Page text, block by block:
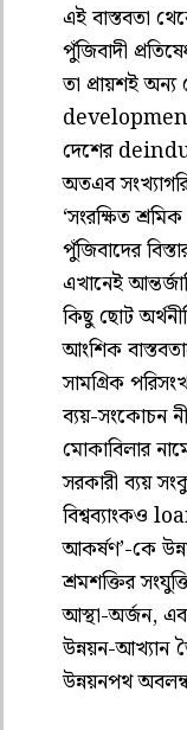
এই বাস্তবতা
পুঁজিবাদী
তা প্রায়শই
দেশের
অতএব
‘সংরক্ষিত
পুঁজিবাদের
এখানেই
কিছু ছোট
আংশিক
সামগ্রিক
ব্যয়-সংকোচন
মোকাবিলার
সরকারী ব্যয়
বিশ্বব্যাংকও
আকর্ষণ’-কে
শ্রমশক্তির
আস্থা-অর্জন,
উন্নয়ন-আখ্যান
উন্নয়নপথ